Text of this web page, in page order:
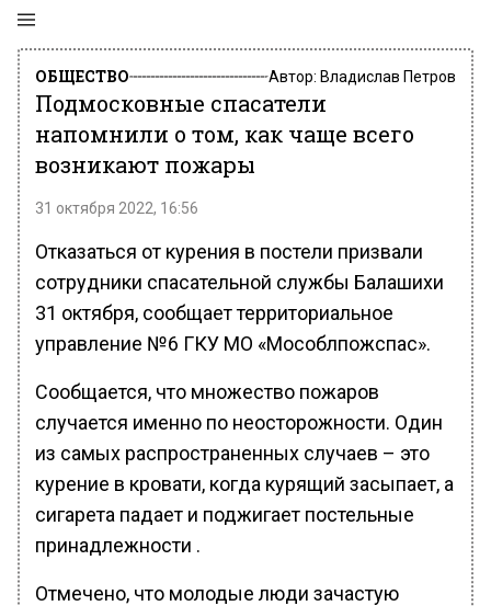
ОБЩЕСТВО Автор: Владислав Петров
Подмосковные спасатели
напомнили о том, как чаще всего
возникают пожары
31 октября 2022, 16:56
Отказаться от курения в постели призвали
сотрудники спасательной службы Балашихи
31 октября, сообщает территориальное
управление №6 ГКУ МО «Мособлпожспас».
Сообщается, что множество пожаров
случается именно по неосторожности. Один
из самых распространенных случаев – это
курение в кровати, когда курящий засыпает, а
сигарета падает и поджигает постельные
принадлежности .
Отмечено, что молодые люди зачастую